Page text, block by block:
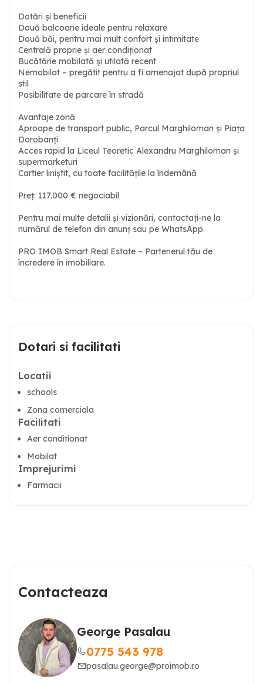
Dotări și beneficii
Două balcoane ideale pentru relaxare
Două băi, pentru mai mult confort și intimitate
Centrală proprie și aer condiționat
Bucătărie mobilată și utilată recent
Nemobilat – pregătit pentru a fi amenajat după propriul
stil
Posibilitate de parcare în stradă
Avantaje zonă
Aproape de transport public, Parcul Marghiloman și Piața
Dorobanți
Acces rapid la Liceul Teoretic Alexandru Marghiloman și
supermarketuri
Cartier liniștit, cu toate facilitățile la îndemână
Preț: 117.000 € negociabil
Pentru mai multe detalii și vizionări, contactați-ne la
numărul de telefon din anunț sau pe WhatsApp.
PRO IMOB Smart Real Estate – Partenerul tău de
încredere în imobiliare.
Dotari si facilitati
Locatii
schools
Zona comerciala
Facilitati
Aer conditionat
Mobilat
Imprejurimi
Farmacii
Contacteaza
George Pasalau
0775 543 978
pasalau.george@proimob.ro